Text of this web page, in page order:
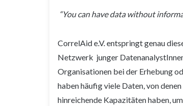
“You can have data without
CorrelAid e.V. entspringt genau
Netzwerk junger
Organisationen bei der Erhebung
haben häufig viele Daten, von
hinreichende Kapazitäten haben,